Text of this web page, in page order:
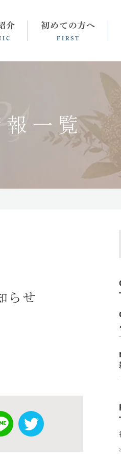
介
問
初めての方へ
FIRST
失調症
更年期障害
報一覧
らせ